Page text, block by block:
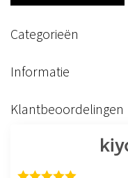
Categorieën
Informatie
Klantbeoordelingen